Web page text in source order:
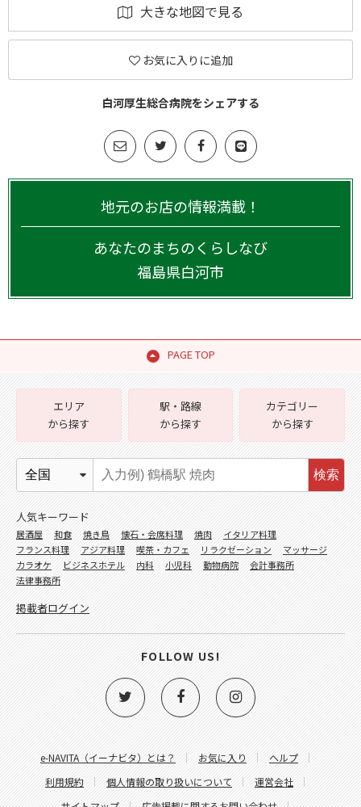
大きな地図で見る
お気に入りに追加
白河厚生総合病院をシェアする
地元のお店の情報満載！
あなたのまちのくらしなび
福島県白河市
PAGE TOP
e-NAVITA（イーナビタ）とは？ お気に入り
ヘルプ
利用規約
個人情報の取り扱いについて
運営会社
エリア
から探す
駅・路線
から探す
カテゴリー
から探す
検索
人気キーワード
居酒屋 和食 焼き鳥 懐石・会席料理 焼肉
イタリア料理
フランス料理
アジア料理 喫茶・カフェ リラクゼーション
マッサージ
カラオケ
ビジネスホテル 内科 小児科 動物病院
会計事務所
法律事務所
掲載者ログイン
FOLLOW US!